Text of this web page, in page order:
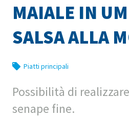
MAIALE IN
SALSA ALLA
Piatti principali
Possibilità di
senape fine.